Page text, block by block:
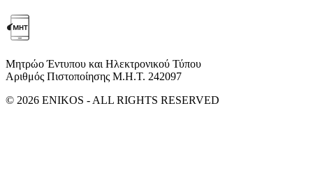
Μητρώο Έντυπου και Ηλεκτρονικού Τύπου
Αριθμός Πιστοποίησης Μ.Η.Τ. 242097
© 2026 ENIKOS - ALL RIGHTS RESERVED